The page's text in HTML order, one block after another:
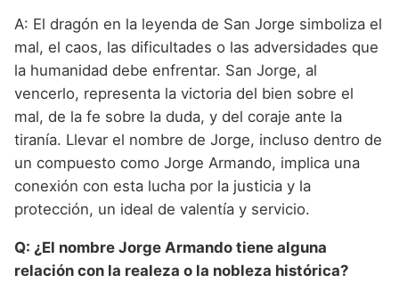
A: El dragón en la leyenda de San Jorge simboliza el
mal, el caos, las dificultades o las adversidades que
la humanidad debe enfrentar. San Jorge, al
vencerlo, representa la victoria del bien sobre el
mal, de la fe sobre la duda, y del coraje ante la
tiranía. Llevar el nombre de Jorge, incluso dentro de
un compuesto como Jorge Armando, implica una
conexión con esta lucha por la justicia y la
protección, un ideal de valentía y servicio.
Q: ¿El nombre Jorge Armando tiene alguna
relación con la realeza o la nobleza histórica?